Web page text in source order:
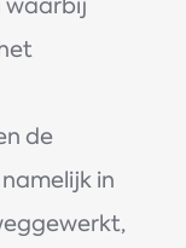
de
in